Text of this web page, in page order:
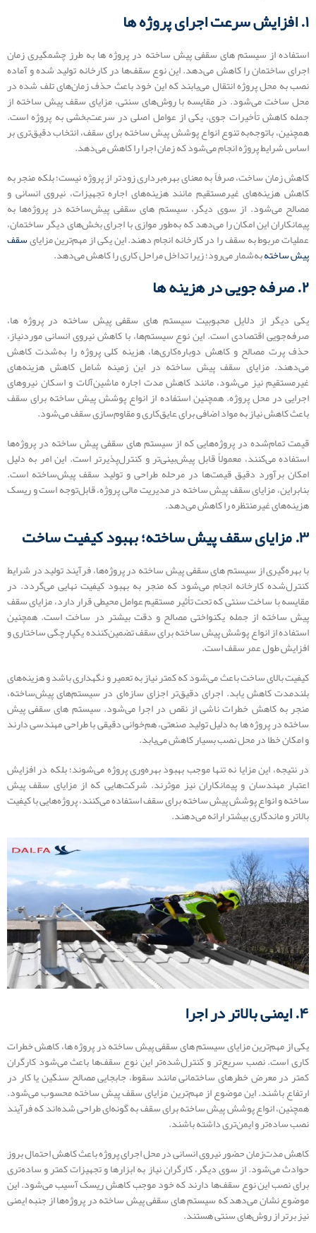
۱. افزایش سرعت اجرای پروژه‌ ها
استفاده از سیستم های سقفی پیش‌ ساخته در پروژه‌ ها به طرز چشمگیری زمان
اجرای ساختمان را کاهش می‌دهد. این نوع سقف‌ها در کارخانه تولید شده و آماده
نصب به محل پروژه انتقال می‌یابند که این خود باعث حذف زمان‌های تلف شده در
محل ساخت می‌شود. در مقایسه با روش‌های سنتی، مزایای سقف پیش ساخته از
جمله کاهش تأخیرات جوی، یکی از عوامل اصلی در سرعت‌بخشی به پروژه است.
همچنین، باتوجه‌به تنوع انواع پوشش پیش ساخته برای سقف، انتخاب دقیق‌تری بر
اساس شرایط پروژه انجام می‌شود که زمان اجرا را کاهش می‌دهد.
کاهش زمان ساخت، صرفاً به معنای بهره‌برداری زودتر از پروژه نیست؛ بلکه منجر به
کاهش هزینه‌های غیرمستقیم مانند هزینه‌های اجاره تجهیزات، نیروی انسانی و
مصالح می‌شود. از سوی دیگر، سیستم های سقفی پیش‌ساخته در پروژه‌‌ها به
پیمانکاران این امکان را می‌دهد که به‌طور موازی با اجرای بخش‌های دیگر ساختمان،
عملیات مربوط به سقف را در کارخانه انجام دهند. این یکی از مهم‌ترین مزایایسقف
پیش ساختهبه‌شمار می‌رود؛ زیرا تداخل مراحل کاری را کاهش می‌دهد.
۲. صرفه‌ جویی در هزینه ‌ها
یکی دیگر از دلایل محبوبیت سیستم های سقفی پیش‌ ساخته در پروژه‌ ها،
صرفه‌جویی اقتصادی است. این نوع سیستم‌ها، با کاهش نیروی انسانی موردنیاز،
حذف پرت مصالح و کاهش دوباره‌کاری‌ها، هزینه کلی پروژه را به‌شدت کاهش
می‌دهند. مزایای سقف پیش ساخته در این زمینه شامل کاهش هزینه‌های
غیرمستقیم نیز می‌شود، مانند کاهش مدت اجاره ماشین‌آلات و اسکان نیروهای
اجرایی در محل پروژه. همچنین استفاده از انواع پوشش پیش ساخته برای سقف
باعث کاهش نیاز به مواد اضافی برای عایق‌کاری و مقاوم‌سازی سقف می‌شود.
قیمت تمام‌شده در پروژه‌هایی که از سیستم های سقفی پیش‌ ساخته در پروژه‌‌ها
استفاده می‌کنند، معمولاً قابل پیش‌بینی‌تر و کنترل‌پذیرتر است. این امر به دلیل
امکان برآورد دقیق قیمت‌ها در مرحله طراحی و تولید سقف پیش‌ساخته است.
بنابراین، مزایای سقف پیش ساخته در مدیریت مالی پروژه، قابل‌توجه است و ریسک
هزینه‌های غیرمنتظره را کاهش می‌دهد.
۳. مزایای سقف پیش ساخته؛ بهبود کیفیت ساخت
با بهره‌گیری از سیستم های سقفی پیش‌ ساخته در پروژه‌‌ها، فرآیند تولید در شرایط
کنترل‌شده کارخانه انجام می‌شود که منجر به بهبود کیفیت نهایی می‌گردد. در
مقایسه با ساخت سنتی که تحت تأثیر مستقیم عوامل محیطی قرار دارد، مزایای سقف
پیش ساخته از جمله یکنواختی مصالح و دقت بیشتر در ساخت است. همچنین
استفاده از انواع پوشش پیش ساخته برای سقف تضمین‌کننده یکپارچگی ساختاری و
افزایش طول عمر سقف است.
کیفیت بالای ساخت باعث می‌شود که کمتر نیاز به تعمیر و نگهداری باشد و هزینه‌های
بلندمدت کاهش یابد. اجرای دقیق‌تر اجزای سازه‌ای در سیستم‌های پیش‌ساخته،
منجر به کاهش خطرات ناشی از نقص در اجرا می‌شود. سیستم های سقفی پیش‌
ساخته در پروژه‌ ها به دلیل تولید صنعتی، هم‌خوانی دقیقی با طراحی مهندسی دارند
و امکان خطا در محل نصب بسیار کاهش می‌یابد.
در نتیجه، این مزایا نه تنها موجب بهبود بهره‌وری پروژه می‌شوند؛ بلکه در افزایش
اعتبار مهندسان و پیمانکاران نیز موثرند. شرکت‌هایی که از مزایای سقف پیش
ساخته و انواع پوشش پیش ساخته برای سقف استفاده می‌کنند، پروژه‌هایی با کیفیت
بالاتر و ماندگاری بیشتر ارائه می‌دهند.
۴. ایمنی بالاتر در اجرا
یکی از مهم‌ترین مزایای سیستم های سقفی پیش‌ ساخته در پروژه‌ ها، کاهش خطرات
کاری است. نصب سریع‌تر و کنترل‌شده‌تر این نوع سقف‌ها باعث می‌شود کارگران
کمتر در معرض خطرهای ساختمانی مانند سقوط، جابجایی مصالح سنگین یا کار در
ارتفاع باشند. این موضوع از مهم‌ترین مزایای سقف پیش ساخته محسوب می‌شود.
همچنین، انواع پوشش پیش ساخته برای سقف به گونه‌ای طراحی شده‌اند که فرآیند
نصب ساده‌تر و ایمن‌تری داشته باشند.
کاهش مدت‌زمان حضور نیروی انسانی در محل اجرای پروژه باعث کاهش احتمال بروز
حوادث می‌شود. از سوی دیگر، کارگران نیاز به ابزارها و تجهیزات کمتر و ساده‌تری
برای نصب این نوع سقف‌ها دارند که خود موجب کاهش ریسک آسیب می‌شود. این
موضوع نشان می‌دهد که سیستم های سقفی پیش‌ ساخته در پروژه‌‌ها از جنبه ایمنی
نیز برتر از روش‌های سنتی هستند.